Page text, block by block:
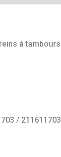
à tambours
/ 211611703